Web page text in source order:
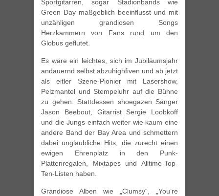
Sportgitarren, sogar Stadionbands wie
Green Day maßgeblich beeinflusst und mit
unzähligen grandiosen Songs
Herzkammern von Fans rund um den
Globus geflutet.
Es wäre ein leichtes, sich im Jubiläumsjahr
andauernd selbst abzuhighfiven und ab jetzt
als eitler Szene-Pionier mit Lasershow,
Pelzmantel und Stempeluhr auf die Bühne
zu gehen. Stattdessen shoegazen Sänger
Jason Beebout, Gitarrist Sergie Loobkoff
und die Jungs einfach weiter wie kaum eine
andere Band der Bay Area und schmettern
dabei unglaubliche Hits, die zurecht einen
ewigen Ehrenplatz in den Punk-
Plattenregalen, Mixtapes und Alltime-Top-
Ten-Listen haben.
Grandiose Alben wie „Clumsy“, „You’re